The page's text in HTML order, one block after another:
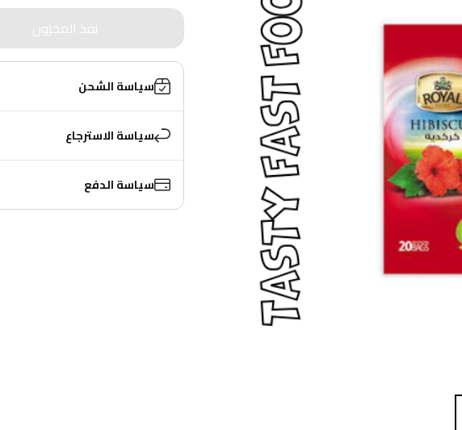
نفذ المخزون
سياسة الشحن
سياسة الاسترجاع
سياسة الدفع